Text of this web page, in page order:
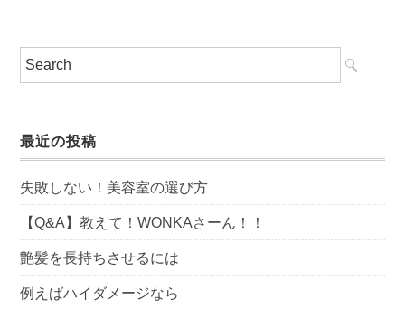
最近の投稿
失敗しない！美容室の選び方
【Q&A】教えて！WONKAさーん！！
艶髪を長持ちさせるには
例えばハイダメージなら